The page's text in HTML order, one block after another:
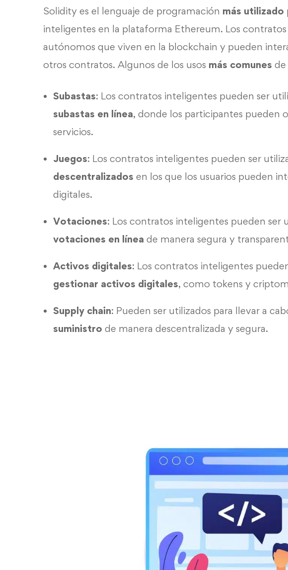
Solidity es el lenguaje de programación más utilizado
inteligentes en la plataforma Ethereum. Los
autónomos que viven en la blockchain y pueden
otros contratos. Algunos de los usos más comunes
Subastas: Los contratos inteligentes pueden ser
subastas en línea, donde los participantes pueden
servicios.
Juegos: Los contratos inteligentes pueden ser
descentralizados en los que los usuarios pueden
digitales.
Votaciones: Los contratos inteligentes pueden ser
votaciones en línea de manera segura y
Activos digitales: Los contratos inteligentes
gestionar activos digitales, como tokens y
Supply chain: Pueden ser utilizados para llevar a
suministro de manera descentralizada y segura.